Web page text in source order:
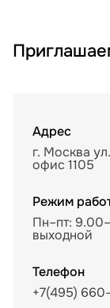
Адрес
г. Москва
офис 1105
Режим
Пн–пт:
выходной
Телефон
+7(495)